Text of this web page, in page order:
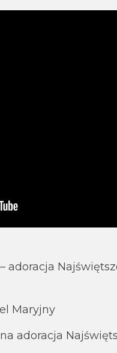
adoracja
Maryjny
adoracja